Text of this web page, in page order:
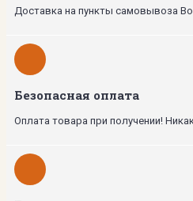
Доставка на пункты самовывоза
Безопасная оплата
Оплата товара при получении!